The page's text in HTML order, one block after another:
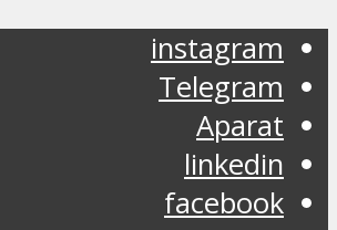
instagram
Telegram
Aparat
linkedin
facebook